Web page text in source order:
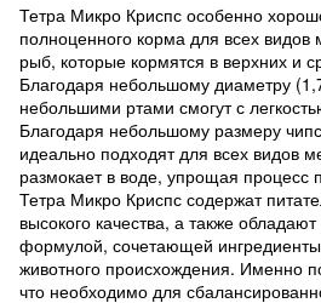
Тетра Микро Криспс особенно
полноценного корма для всех видов
рыб, которые кормятся в верхних и
Благодаря небольшому диаметру
небольшими ртами смогут с
Благодаря небольшому размеру
идеально подходят для всех видов
размокает в воде, упрощая
Тетра Микро Криспс содержат
высокого качества, а также
формулой, сочетающей ингредиенты
животного происхождения. Именно
что необходимо для